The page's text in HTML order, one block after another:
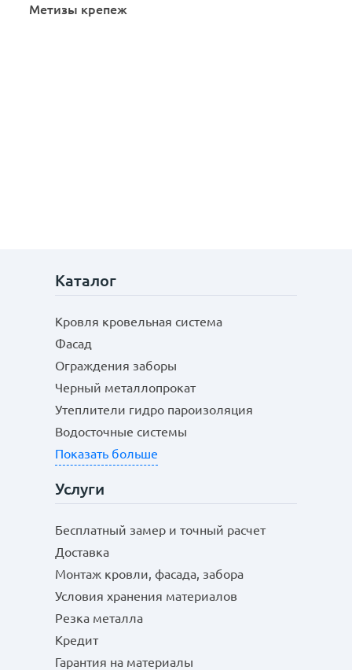
Метизы крепеж
Каталог
Кровля кровельная система
Фасад
Ограждения заборы
Черный металлопрокат
Утеплители гидро пароизоляция
Водосточные системы
Показать больше
Услуги
Бесплатный замер и точный расчет
Доставка
Монтаж кровли, фасада, забора
Условия хранения материалов
Резка металла
Кредит
Гарантия на материалы